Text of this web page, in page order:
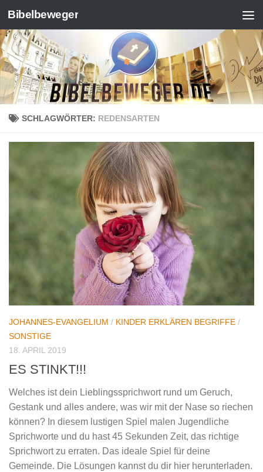
Zum Inhalt springen
Bibelbeweger
SCHLAGWÖRTER: REDENSARTEN
JOHANNES-EVANGELIUM / KINDER ERKLÄREN BEGRIFFE /
SONSTIGE
18. APRIL 2019
ES STINKT!!!
Welches ist dein Lieblingssprichwort rund um Geruch,
Gestank und alles andere, was wir mit der Nase so riechen
können? In diesem lustigen Spiel malen Jugendliche
Sprichworte und du hast 45 Sekunden Zeit, das richtige
Sprichwort zu erraten. Das ideale Spiel für deine
Gemeinde. Die Lösungen kannst du dir hier herunterladen.